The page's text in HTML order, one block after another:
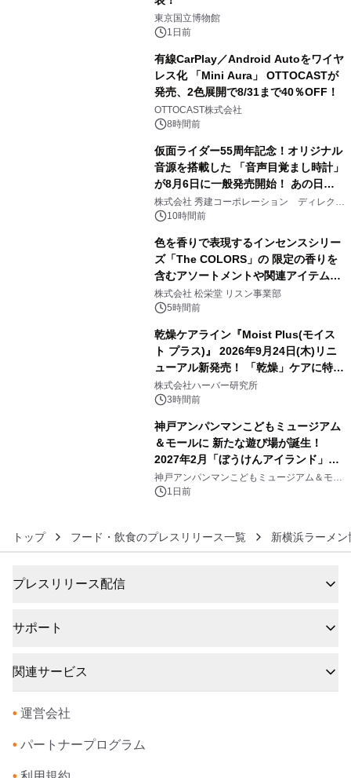
東京国立博物館
1日前
有線CarPlay／Android Autoをワイヤ
レス化 「Mini Aura」 OTTOCASTが
発売、2色展開で8/31まで40％OFF！
OTTOCAST株式会社
8時間前
仮面ライダー55周年記念！オリジナル
音源を搭載した 「音声目覚まし時計」
が8月6日に一般発売開始！ あの日の
大興奮が今甦る
株式会社 秀建コーポレーション ディレクト
アートギャラリー
10時間前
色を香りで表現するインセンスシリー
ズ「The COLORS」の 限定の香りを
含むアソートメントや関連アイテムを
8月6日発売
株式会社 松栄堂 リスン事業部
5時間前
乾燥ケアライン『Moist Plus(モイス
ト プラス)』 2026年9月24日(木)リニ
ューアル新発売！ 「乾燥」ケアに特化
し、ライン使いで潤いに満ちた肌へ
株式会社ハーバー研究所
3時間前
神戸アンパンマンこどもミュージアム
＆モールに 新たな遊び場が誕生！
2027年2月「ぼうけんアイランド」が
オープン
神戸アンパンマンこどもミュージアム＆モー
ル 1日前
トップ フード・飲食のプレスリリース一覧 新横浜ラーメン
プレスリリース配信
サポート
関連サービス
• 運営会社
• パートナープログラム